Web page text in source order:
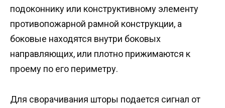
подоконнику или конструктивному элементу
противопожарной рамной конструкции, а
боковые находятся внутри боковых
направляющих, или плотно прижимаются к
проему по его периметру.
Для сворачивания шторы подается сигнал от